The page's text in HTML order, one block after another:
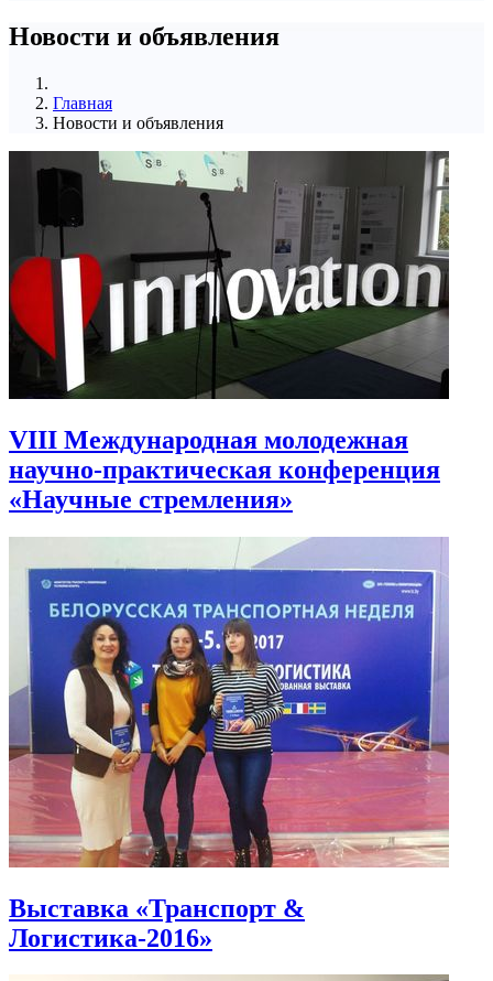
Новости и объявления
Главная
Новости и объявления
VIII Международная молодежная
научно-практическая конференция
«Научные стремления»
Выставка «Транспорт &
Логистика-2016»